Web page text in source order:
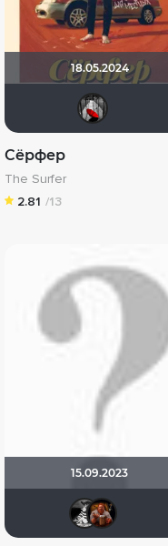
18.05.2024
Сёрфер
The Surfer
2.81 /13
15.09.2023